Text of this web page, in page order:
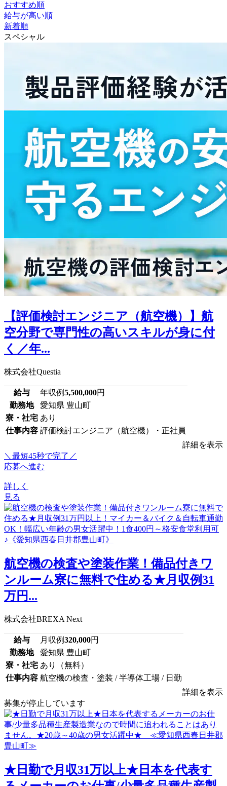
おすすめ順
給与が高い順
新着順
スペシャル
【評価検討エンジニア（航空機）】航
空分野で専門性の高いスキルが身に付
く／年...
株式会社Questia
給与 年収例5,500,000円
勤務地
愛知県 豊山町
寮・社宅 あり
仕事内容 評価検討エンジニア（航空機）・正社員
詳細を表示
＼最短45秒で完了／
応募へ進む
詳しく
見る
航空機の検査や塗装作業！備品付きワ
ンルーム寮に無料で住める★月収例31
万円...
株式会社BREXA Next
給与 月収例320,000円
勤務地
愛知県 豊山町
寮・社宅 あり（無料）
仕事内容 航空機の検査・塗装 / 半導体工場 / 日勤
詳細を表示
募集が停止しています
★日勤で月収31万以上★日本を代表す